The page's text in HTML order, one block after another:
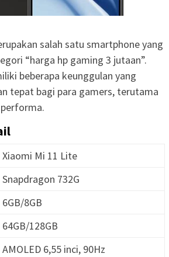
salah satu smartphone yang
“harga hp gaming 3 jutaan”.
beberapa keunggulan yang
tepat bagi para gamers, terutama
Xiaomi Mi 11 Lite
Snapdragon 732G
6GB/8GB
64GB/128GB
AMOLED 6,55 inci, 90Hz